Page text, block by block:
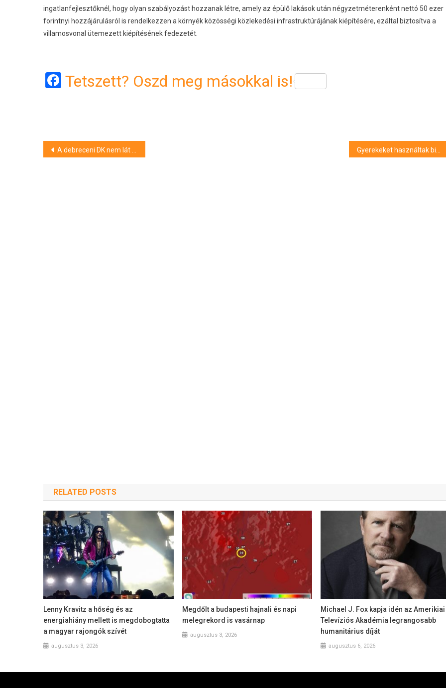
ingatlanfejlesztőknél, hogy olyan szabályozást hozzanak létre, amely az épülő lakások után négyzetméterenként nettó 50 ezer
forintnyi hozzájárulásról is rendelkezzen a környék közösségi közlekedési infrastruktúrájának kiépítésére, ezáltal biztosítva a
villamosvonal ütemezett kiépítésének fedezetét.
Facebook
Tetszett? Oszd meg másokkal is!
Bejegyzés
A debreceni DK nem lát különbséget a Fidesz és a Tisza Párt módszerei között
RELATED POSTS
Lenny Kravitz a hőség és az
energiahiány mellett is megdobogtatta
a magyar rajongók szívét
augusztus 3, 2026
Megdőlt a budapesti hajnali és napi
melegrekord is vasárnap
augusztus 3, 2026
Michael J. Fox kapja idén az Amerikiai
Televíziós Akadémia legrangosabb
humanitárius díját
augusztus 6, 2026